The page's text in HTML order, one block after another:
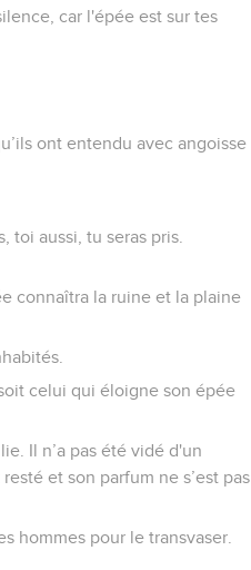
car l'épée est sur tes
ont entendu avec angoisse
toi aussi, tu seras pris.
connaîtra la ruine et la plaine
celui qui éloigne son épée
Il n’a pas été vidé d'un
et son parfum ne s’est pas
hommes pour le transvaser.